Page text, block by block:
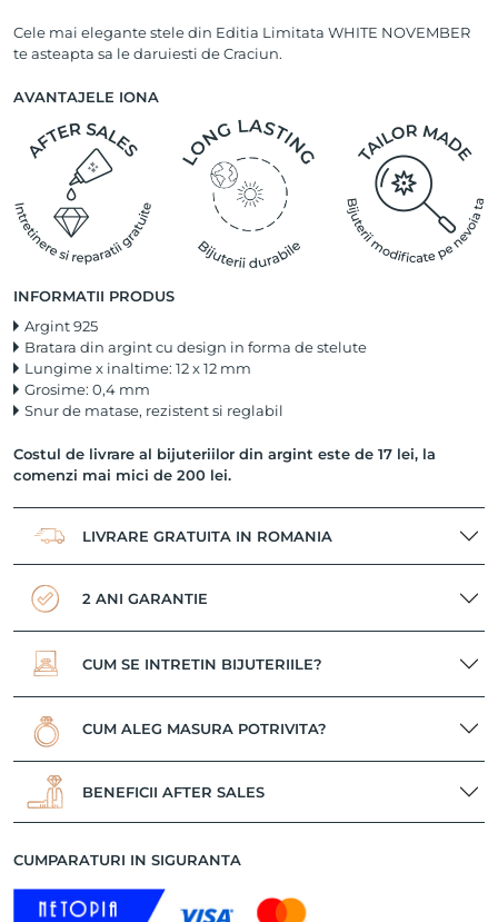
Cele mai elegante stele din Editia Limitata WHITE NOVEMBER
te asteapta sa le daruiesti de Craciun.
AVANTAJELE IONA
INFORMATII PRODUS
Argint 925
Bratara din argint cu design in forma de stelute
Lungime x inaltime: 12 x 12 mm
Grosime: 0,4 mm
Snur de matase, rezistent si reglabil
Costul de livrare al bijuteriilor din argint este de 17 lei, la
comenzi mai mici de 200 lei.
LIVRARE GRATUITA IN ROMANIA
2 ANI GARANTIE
CUM SE INTRETIN BIJUTERIILE?
CUM ALEG MASURA POTRIVITA?
BENEFICII AFTER SALES
CUMPARATURI IN SIGURANTA